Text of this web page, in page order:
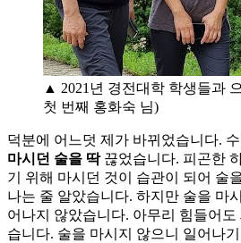
▲ 2021년 경전대학 학생들과
첫 번째 홍화숙 님)
덕분에 어느덧 제가 바뀌었습니다.
마시던 술을 딱끊었습니다. 피곤한
기 위해 마시던 것이 습관이 되어 술
나는 줄 알았습니다. 하지만 술을 마
어나지 않았습니다. 아무리 힘들어
습니다. 술을 마시지 않으니 일어나